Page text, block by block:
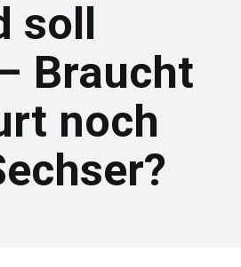
soll
Braucht
noch